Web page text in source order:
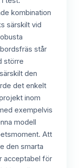
kombination
särskilt vid
står
större
den
det enkelt
inom
exempelvis
modell
Att
den smarta
acceptabel för